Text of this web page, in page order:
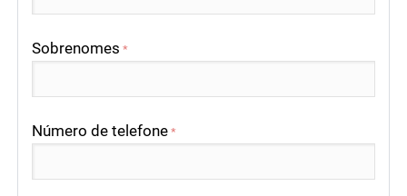
Sobrenomes *
Número de telefone *